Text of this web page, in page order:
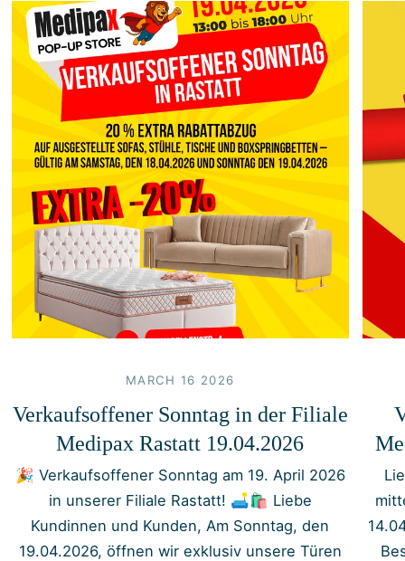
MARCH 16 2026
Verkaufsoffener Sonntag in der Filiale
Medipax Rastatt 19.04.2026
🎉 Verkaufsoffener Sonntag am 19. April 2026
in unserer Filiale Rastatt! 🛋️🛍️ Liebe
Kundinnen und Kunden, Am Sonntag, den
19.04.2026, öffnen wir exklusiv unsere Türen